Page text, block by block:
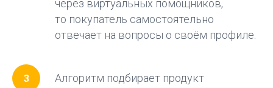
через виртуальных помощников,
то покупатель самостоятельно
отвечает на вопросы о своём профиле.
Алгоритм подбирает продукт